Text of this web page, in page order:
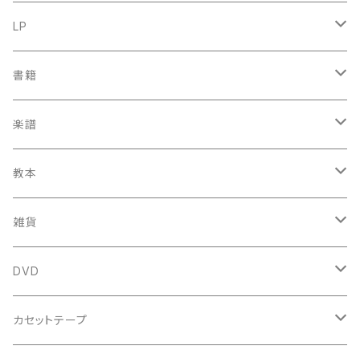
古楽
中古CD
鍋島元子関連CD
古楽以外
中古CD
LP
古楽
中古LP
鍋島元子関連LP
古楽以外
中古LP
書籍
古楽関係
中古本
新古本
古楽以外
中古本
中古本
楽譜
古楽関係
スコア
鍵盤用
古楽以外
スコア
教本
古楽関係
古楽以外
雑貨
トートバッグ
バロック
DVD
古楽
カセットテープ